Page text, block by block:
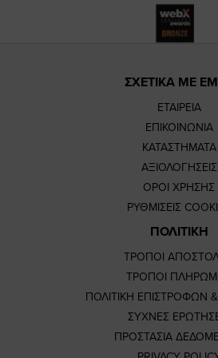
ΣΧΕΤΙΚΑ ΜΕ
ΕΤΑΙΡΕΙΑ
ΕΠΙΚΟΙΝΩΝΙΑ
ΚΑΤΑΣΤΗΜΑΤΑ
ΑΞΙΟΛΟΓΗΣΕΙΣ
ΟΡΟΙ ΧΡΗΣΗΣ
ΡΥΘΜΙΣΕΙΣ
ΠΟΛΙΤΙΚΗ
ΤΡΟΠΟΙ
ΤΡΟΠΟΙ
ΠΟΛΙΤΙΚΗ ΕΠΙΣΤΡΟΦΩΝ
ΣΥΧΝΕΣ
ΠΡΟΣΤΑΣΙΑ